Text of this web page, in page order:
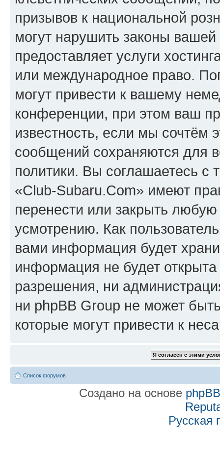
призывов к национальной
могут нарушить законы
предоставляет услуги
или международное право.
могут привести к вашему
конференции, при этом ваш
известность, если мы сочтём
сообщений сохраняются для
политики. Вы соглашаетесь
«Club-Subaru.Com» имеют
перенести или закрыть
усмотрению. Как
вами информация будет
информация не будет
разрешения, ни
ни phpBB Group не может
которые могут привести к
Список форумов
Создано на основе phpBB
Русская